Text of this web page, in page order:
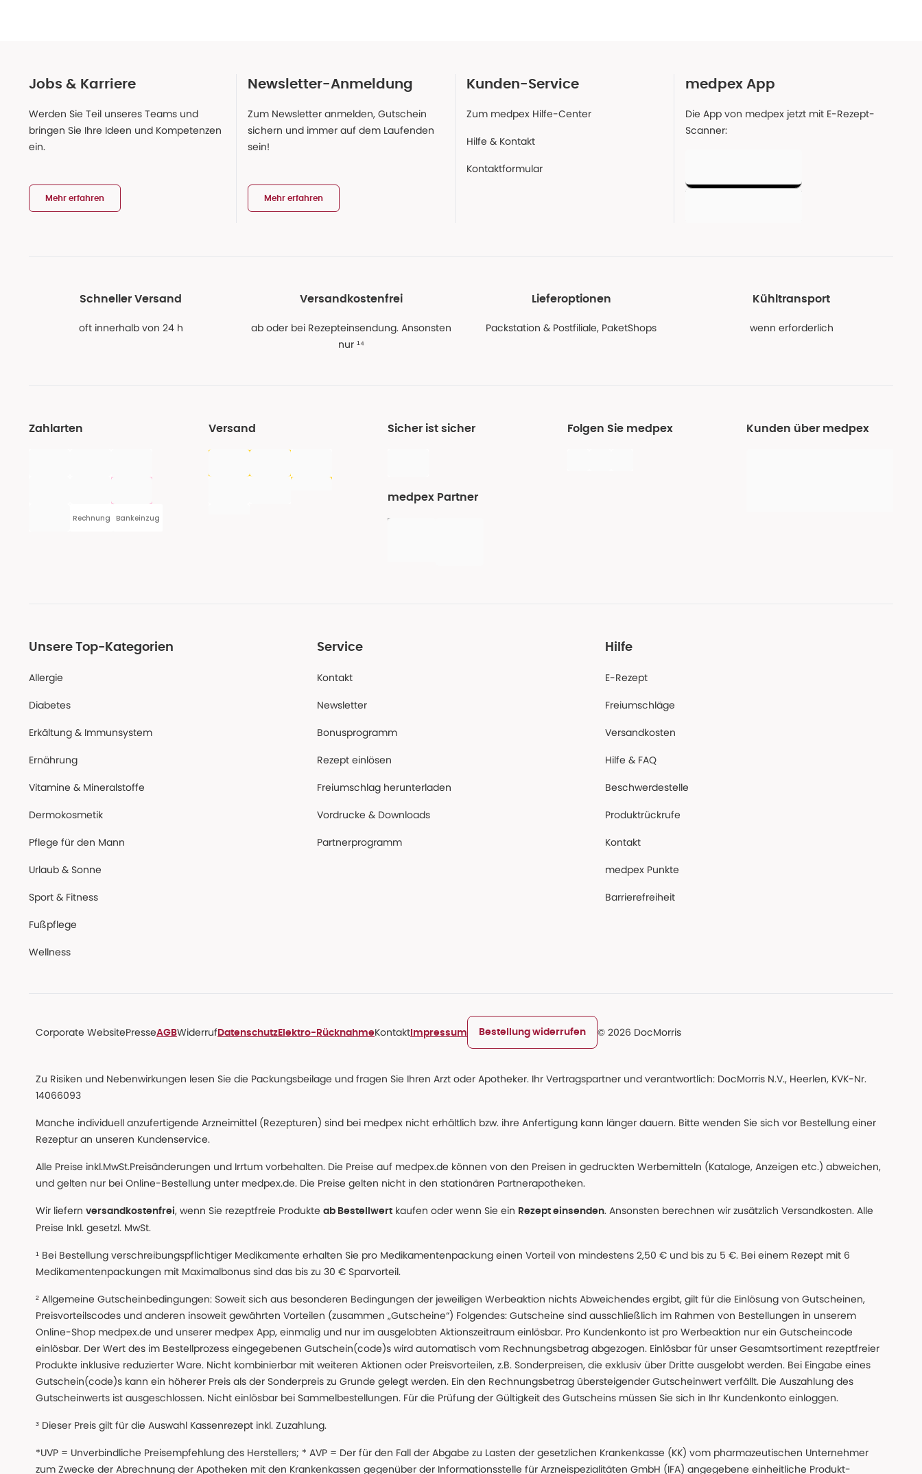
Jobs & Karriere
Werden Sie Teil unseres Teams und
bringen Sie Ihre Ideen und Kompetenzen
ein.
Mehr erfahren
Newsletter-Anmeldung
Zum Newsletter anmelden, Gutschein
sichern und immer auf dem Laufenden
sein!
Mehr erfahren
Kunden-Service
Zum medpex Hilfe-Center
Hilfe & Kontakt
Kontaktformular
medpex App
Die App von medpex jetzt mit E-Rezept-
Scanner:
Schneller Versand
oft innerhalb von 24 h
Versandkostenfrei
ab oder bei Rezepteinsendung. Ansonsten
nur ¹⁴
Lieferoptionen
Packstation & Postfiliale, PaketShops
Kühltransport
wenn erforderlich
Zahlarten
Rechnung Bankeinzug
Versand Sicher ist sicher
medpex Partner
Folgen Sie medpex Kunden über medpex
Unsere Top-Kategorien
Allergie
Diabetes
Erkältung & Immunsystem
Ernährung
Vitamine & Mineralstoffe
Dermokosmetik
Pflege für den Mann
Urlaub & Sonne
Sport & Fitness
Fußpflege
Wellness
Service
Kontakt
Newsletter
Bonusprogramm
Rezept einlösen
Freiumschlag herunterladen
Vordrucke & Downloads
Partnerprogramm
Hilfe
E-Rezept
Freiumschläge
Versandkosten
Hilfe & FAQ
Beschwerdestelle
Produktrückrufe
Kontakt
medpex Punkte
Barrierefreiheit
Corporate WebsitePresseAGBWiderruf Datenschutz Elektro-RücknahmeKontakt Impressum Bestellung widerrufen © 2026 DocMorris
Zu Risiken und Nebenwirkungen lesen Sie die Packungsbeilage und fragen Sie Ihren Arzt oder Apotheker. Ihr Vertragspartner und verantwortlich: DocMorris N.V., Heerlen, KVK-Nr.
14066093
Manche individuell anzufertigende Arzneimittel (Rezepturen) sind bei medpex nicht erhältlich bzw. ihre Anfertigung kann länger dauern. Bitte wenden Sie sich vor Bestellung einer
Rezeptur an unseren Kundenservice.
Alle Preise inkl.MwSt.Preisänderungen und Irrtum vorbehalten. Die Preise auf medpex.de können von den Preisen in gedruckten Werbemitteln (Kataloge, Anzeigen etc.) abweichen,
und gelten nur bei Online-Bestellung unter medpex.de. Die Preise gelten nicht in den stationären Partnerapotheken.
Wir liefern versandkostenfrei, wenn Sie rezeptfreie Produkte ab Bestellwert kaufen oder wenn Sie ein Rezept einsenden. Ansonsten berechnen wir zusätzlich Versandkosten. Alle
Preise Inkl. gesetzl. MwSt.
¹ Bei Bestellung verschreibungspflichtiger Medikamente erhalten Sie pro Medikamentenpackung einen Vorteil von mindestens 2,50 € und bis zu 5 €. Bei einem Rezept mit 6
Medikamentenpackungen mit Maximalbonus sind das bis zu 30 € Sparvorteil.
² Allgemeine Gutscheinbedingungen: Soweit sich aus besonderen Bedingungen der jeweiligen Werbeaktion nichts Abweichendes ergibt, gilt für die Einlösung von Gutscheinen,
Preisvorteilscodes und anderen insoweit gewährten Vorteilen (zusammen „Gutscheine“) Folgendes: Gutscheine sind ausschließlich im Rahmen von Bestellungen in unserem
Online-Shop medpex.de und unserer medpex App, einmalig und nur im ausgelobten Aktionszeitraum einlösbar. Pro Kundenkonto ist pro Werbeaktion nur ein Gutscheincode
einlösbar. Der Wert des im Bestellprozess eingegebenen Gutschein(code)s wird automatisch vom Rechnungsbetrag abgezogen. Einlösbar für unser Gesamtsortiment rezeptfreier
Produkte inklusive reduzierter Ware. Nicht kombinierbar mit weiteren Aktionen oder Preisvorteilen, z.B. Sonderpreisen, die exklusiv über Dritte ausgelobt werden. Bei Eingabe eines
Gutschein(code)s kann ein höherer Preis als der Sonderpreis zu Grunde gelegt werden. Ein den Rechnungsbetrag übersteigender Gutscheinwert verfällt. Die Auszahlung des
Gutscheinwerts ist ausgeschlossen. Nicht einlösbar bei Sammelbestellungen. Für die Prüfung der Gültigkeit des Gutscheins müssen Sie sich in Ihr Kundenkonto einloggen.
³ Dieser Preis gilt für die Auswahl Kassenrezept inkl. Zuzahlung.
*UVP = Unverbindliche Preisempfehlung des Herstellers; * AVP = Der für den Fall der Abgabe zu Lasten der gesetzlichen Krankenkasse (KK) vom pharmazeutischen Unternehmer
zum Zwecke der Abrechnung der Apotheken mit den Krankenkassen gegenüber der Informationsstelle für Arzneispezialitäten GmbH (IFA) angegebene einheitliche Produkt-